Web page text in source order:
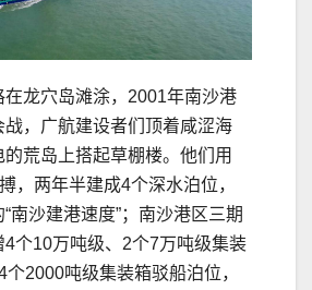
在龙穴岛滩涂，2001年南沙港
战，广航建设者们顶着咸涩海
荒岛上搭起草棚楼。他们用
，两年半建成4个深水泊位，
南沙建港速度”；南沙港区三期
4个10万吨级、2个7万吨级集装
2000吨级集装箱驳船泊位，